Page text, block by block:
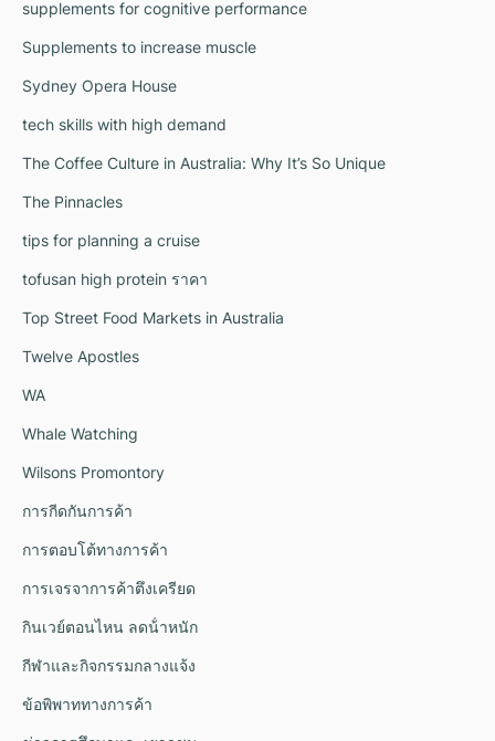
supplements for cognitive performance
Supplements to increase muscle
Sydney Opera House
tech skills with high demand
The Coffee Culture in Australia: Why It’s So Unique
The Pinnacles
tips for planning a cruise
tofusan high protein ราคา
Top Street Food Markets in Australia
Twelve Apostles
WA
Whale Watching
Wilsons Promontory
การกีดกันการค้า
การตอบโต้ทางการค้า
การเจรจาการค้าตึงเครียด
กินเวย์ตอนไหน ลดน้ําหนัก
กีฬาและกิจกรรมกลางแจ้ง
ข้อพิพาททางการค้า